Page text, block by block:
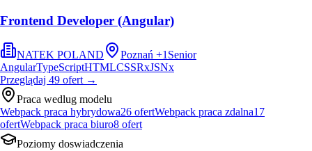
Frontend Developer (Angular)
NATEK POLAND Poznań +1 Senior
AngularTypeScriptHTMLCSSRxJSNx
Przeglądaj 49 ofert →
Praca wedlug modelu
Webpack praca hybrydowa26 ofertWebpack praca zdalna17
ofertWebpack praca biuro8 ofert
Poziomy doswiadczenia